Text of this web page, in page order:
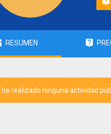
RESUMEN
realizado ninguna actividad